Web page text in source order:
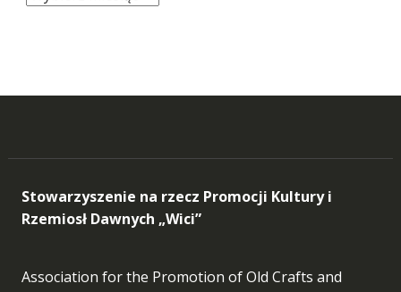
postów
Stowarzyszenie na rzecz Promocji Kultury i
Rzemiosł Dawnych „Wici”
Association for the Promotion of Old Crafts and